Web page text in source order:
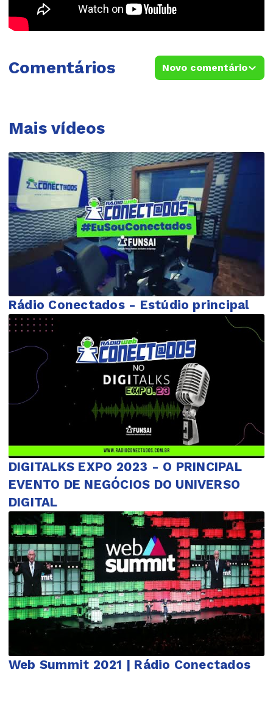
Mais vídeos
Rádio Conectados - Estúdio principal
DIGITALKS EXPO 2023 - O PRINCIPAL
EVENTO DE NEGÓCIOS DO UNIVERSO
DIGITAL
Web Summit 2021 | Rádio Conectados
Comentários Novo comentário